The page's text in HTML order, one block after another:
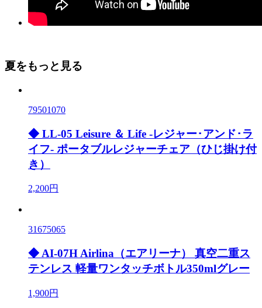
夏をもっと見る
79501070
◆ LL-05 Leisure ＆ Life -レジャー･アンド･ラ
イフ- ポータブルレジャーチェア（ひじ掛け付
き）
2,200円
31675065
◆ AI-07H Airlina（エアリーナ） 真空二重ス
テンレス 軽量ワンタッチボトル350mlグレー
1,900円